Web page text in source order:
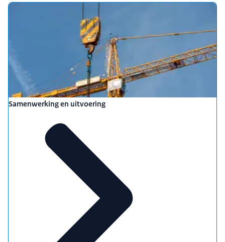
Samenwerking en uitvoering